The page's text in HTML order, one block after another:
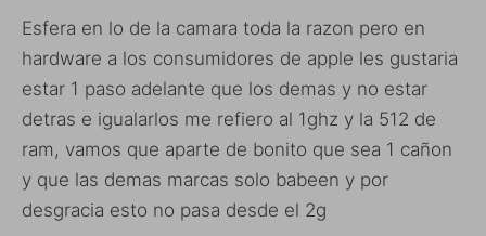
Esfera en lo de la camara toda la razon pero en
hardware a los consumidores de apple les gustaria
estar 1 paso adelante que los demas y no estar
detras e igualarlos me refiero al 1ghz y la 512 de
ram, vamos que aparte de bonito que sea 1 cañon
y que las demas marcas solo babeen y por
desgracia esto no pasa desde el 2g